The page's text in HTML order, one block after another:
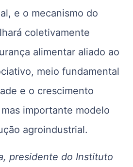
e o mecanismo do
coletivamente
alimentar aliado ao
meio fundamental
e o crescimento
importante modelo
agroindustrial.
presidente do Instituto